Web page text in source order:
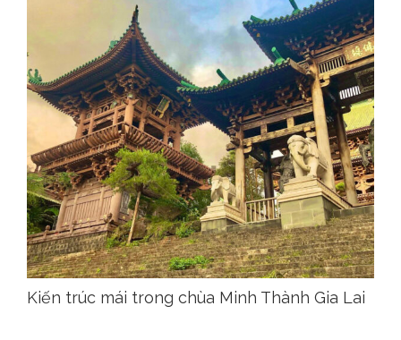
Kiến trúc mái trong chùa Minh Thành Gia Lai